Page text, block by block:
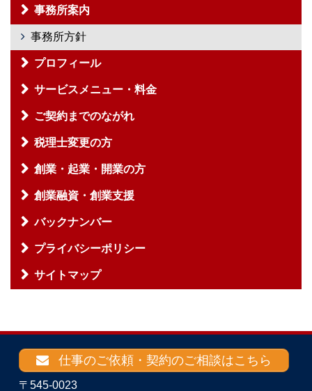
事務所案内
事務所方針
プロフィール
サービスメニュー・料金
ご契約までのながれ
税理士変更の方
創業・起業・開業の方
創業融資・創業支援
バックナンバー
プライバシーポリシー
サイトマップ
仕事のご依頼・契約のご相談はこちら
〒545-0023